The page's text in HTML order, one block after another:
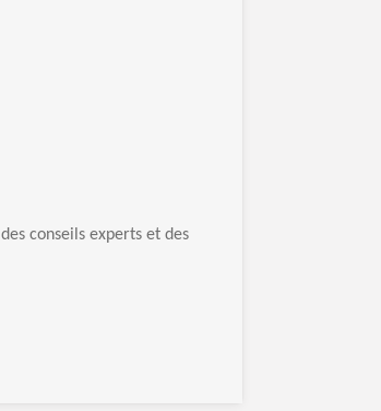
conseils experts et des